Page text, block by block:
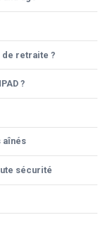
de retraite ?
?
aînés
sécurité